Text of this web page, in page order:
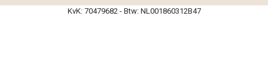
KvK: 70479682 - Btw: NL001860312B47